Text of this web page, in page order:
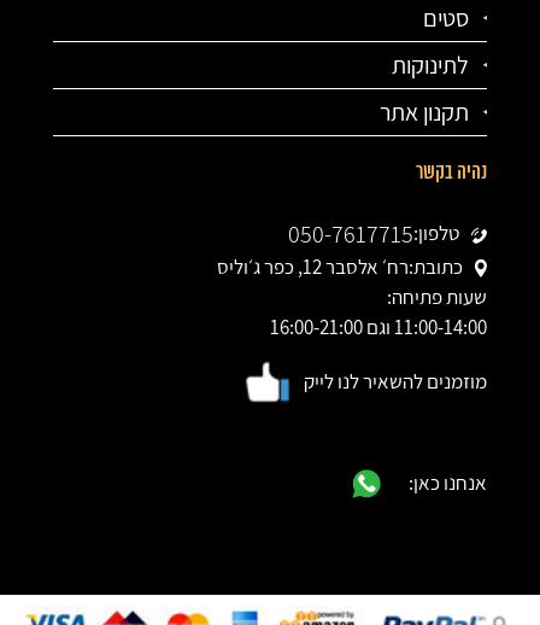
סטים
לתינוקות
תקנון אתר
נהיה בקשר
טלפון:050-7617715
כתובת:רח׳ אלסבר 12, כפר ג׳וליס
שעות פתיחה:
11:00-14:00 וגם 16:00-21:00
מוזמנים להשאיר לנו לייק
אנחנו כאן: